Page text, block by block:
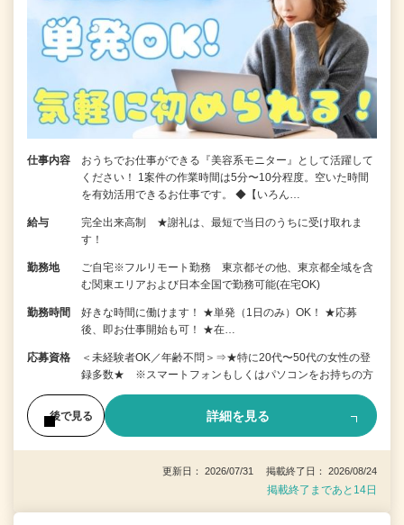
仕事内容
おうちでお仕事ができる『美容系モニター』として活躍して
ください！ 1案件の作業時間は5分〜10分程度。空いた時間
を有効活用できるお仕事です。 ◆【いろん…
給与
完全出来高制 ★謝礼は、最短で当日のうちに受け取れま
す！
勤務地
ご自宅※フルリモート勤務 東京都その他、東京都全域を含
む関東エリアおよび日本全国で勤務可能(在宅OK)
勤務時間
好きな時間に働けます！ ★単発（1日のみ）OK！ ★応募
後、即お仕事開始も可！ ★在…
応募資格
＜未経験者OK／年齢不問＞⇒★特に20代〜50代の女性の登
録多数★ ※スマートフォンもしくはパソコンをお持ちの方
後で見る 詳細を見る
更新日： 2026/07/31 掲載終了日： 2026/08/24
掲載終了まであと14日